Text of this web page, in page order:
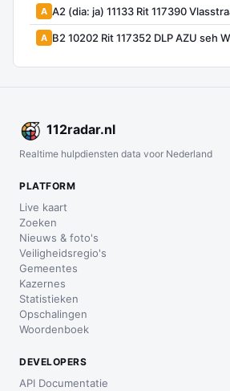
A A2 (dia: ja) 11133 Rit 117390
A B2 10202 Rit 117352 DLP AZU seh
112radar.nl
Realtime hulpdiensten data voor Nederland
PLATFORM
Live kaart
Zoeken
Nieuws & foto's
Veiligheidsregio's
Gemeentes
Kazernes
Statistieken
Opschalingen
Woordenboek
DEVELOPERS
API Documentatie